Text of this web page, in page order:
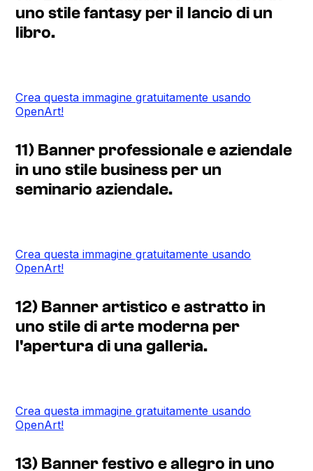
uno stile fantasy per il lancio di un
libro.
Crea questa immagine gratuitamente usando
OpenArt!
11) Banner professionale e aziendale
in uno stile business per un
seminario aziendale.
Crea questa immagine gratuitamente usando
OpenArt!
12) Banner artistico e astratto in
uno stile di arte moderna per
l'apertura di una galleria.
Crea questa immagine gratuitamente usando
OpenArt!
13) Banner festivo e allegro in uno